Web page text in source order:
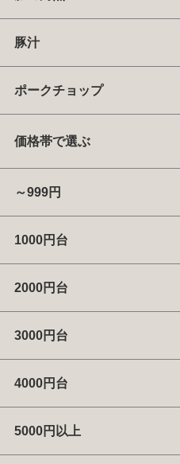
豚汁
ポークチョップ
価格帯で選ぶ
～999円
1000円台
2000円台
3000円台
4000円台
5000円以上